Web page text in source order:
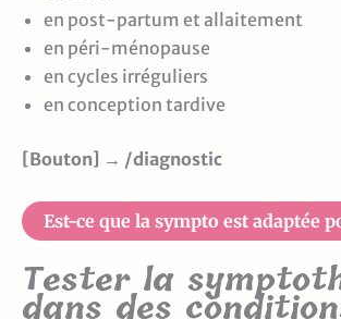
en post-partum et allaitement
en péri-ménopause
en cycles irréguliers
en conception tardive
[Bouton] → /diagnostic
Est-ce que la sympto est adaptée
Tester la
dans des